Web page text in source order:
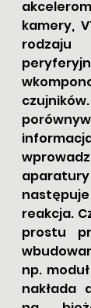
kamery,
rodzaju
reakcja.
prostu
np.
nakłada